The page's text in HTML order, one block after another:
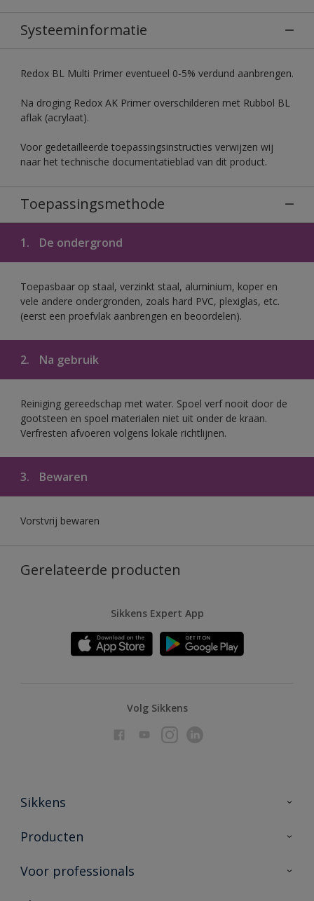
Systeeminformatie
Redox BL Multi Primer eventueel 0-5% verdund aanbrengen.
Na droging Redox AK Primer overschilderen met Rubbol BL
aflak (acrylaat).
Voor gedetailleerde toepassingsinstructies verwijzen wij
naar het technische documentatieblad van dit product.
Toepassingsmethode
1. De ondergrond
Toepasbaar op staal, verzinkt staal, aluminium, koper en
vele andere ondergronden, zoals hard PVC, plexiglas, etc.
(eerst een proefvlak aanbrengen en beoordelen).
2. Na gebruik
Reiniging gereedschap met water. Spoel verf nooit door de
gootsteen en spoel materialen niet uit onder de kraan.
Verfresten afvoeren volgens lokale richtlijnen.
3. Bewaren
Vorstvrij bewaren
Gerelateerde producten
Sikkens Expert App
Volg Sikkens
Sikkens
Over Sikkens
Duurzaamheid
Producten
Producten voor binnen
Voor professionals